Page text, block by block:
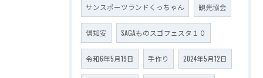
サンスポーツランドくっちゃん 観光協会
倶知安 SAGAものスゴフェスタ１０
令和6年5月19日 手作り 2024年5月12日